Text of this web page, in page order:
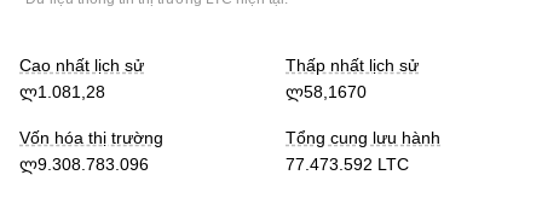
Cao nhất lịch sử
ლ1.081,28
Thấp nhất lịch sử
ლ58,1670
Vốn hóa thị trường
ლ9.308.783.096
Tổng cung lưu hành
77.473.592 LTC